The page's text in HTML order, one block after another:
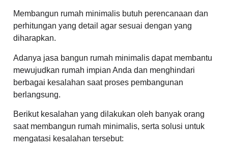
Membangun rumah minimalis butuh perencanaan dan
perhitungan yang detail agar sesuai dengan yang
diharapkan.
Adanya jasa bangun rumah minimalis dapat membantu
mewujudkan rumah impian Anda dan menghindari
berbagai kesalahan saat proses pembangunan
berlangsung.
Berikut kesalahan yang dilakukan oleh banyak orang
saat membangun rumah minimalis, serta solusi untuk
mengatasi kesalahan tersebut: